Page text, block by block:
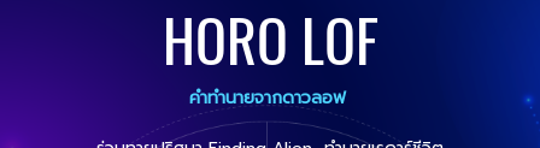
HORO LOF
คำทำนายจากดาวลอฟ